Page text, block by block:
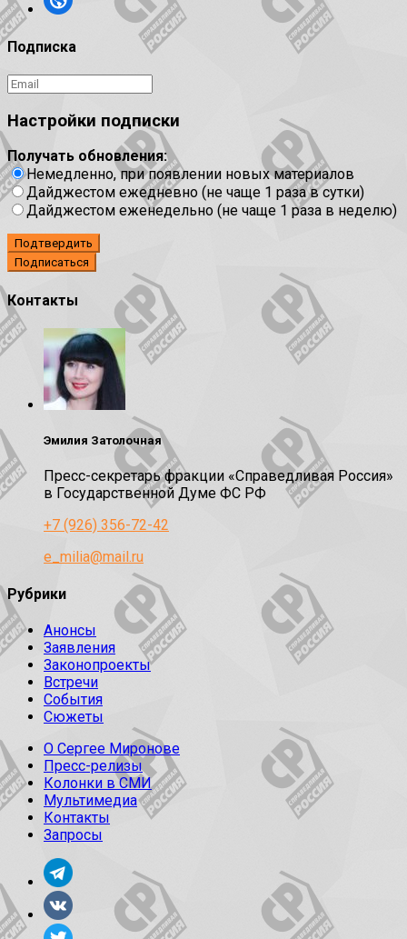
Подписка
Настройки подписки
Получать обновления:
Немедленно, при появлении новых материалов
Дайджестом ежедневно (не чаще 1 раза в сутки)
Дайджестом еженедельно (не чаще 1 раза в неделю)
Подтвердить
Контакты
Эмилия Затолочная
Пресс-секретарь фракции «Справедливая Россия»
в Государственной Думе ФС РФ
+7 (926) 356-72-42
e_milia@mail.ru
Рубрики
Анонсы
Заявления
Законопроекты
Встречи
События
Сюжеты
О Сергее Миронове
Пресс-релизы
Колонки в СМИ
Мультимедиа
Контакты
Запросы